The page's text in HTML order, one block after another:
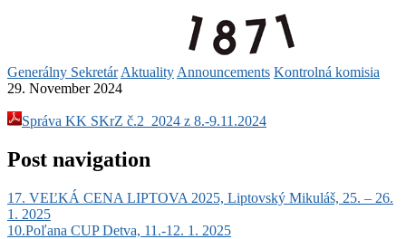
Generálny Sekretár Aktuality Announcements Kontrolná komisia
29. November 2024
Správa KK SKrZ č.2_2024 z 8.-9.11.2024
Post navigation
17. VEĽKÁ CENA LIPTOVA 2025, Liptovský Mikuláš, 25. – 26.
1. 2025
10.Poľana CUP Detva, 11.-12. 1. 2025